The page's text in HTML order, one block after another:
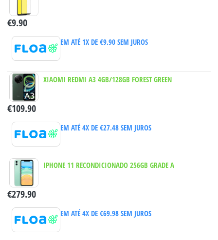
€9.90
EM ATÉ 1X DE €9.90SEM JUROS
XIAOMI REDMI A3 4GB/128GB FOREST GREEN
€109.90
EM ATÉ 4X DE €27.48SEM JUROS
IPHONE 11 RECONDICIONADO 256GB GRADE A
€279.90
EM ATÉ 4X DE €69.98SEM JUROS